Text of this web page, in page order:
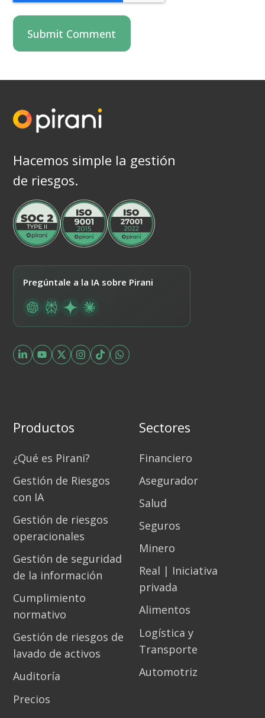
Hacemos simple la gestión
de riesgos.
Pregúntale a la IA sobre Pirani
Productos
¿Qué es Pirani?
Gestión de Riesgos
con IA
Gestión de riesgos
operacionales
Gestión de seguridad
de la información
Cumplimiento
normativo
Gestión de riesgos de
lavado de activos
Auditoría
Precios
Sectores
Financiero
Asegurador
Salud
Seguros
Minero
Real | Iniciativa
privada
Alimentos
Logística y
Transporte
Automotriz